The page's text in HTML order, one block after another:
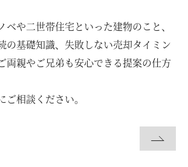
ベや二世帯住宅といった建物のこと、
の基礎知識、失敗しない売却タイミン
両親やご兄弟も安心できる提案の仕方
相談ください。